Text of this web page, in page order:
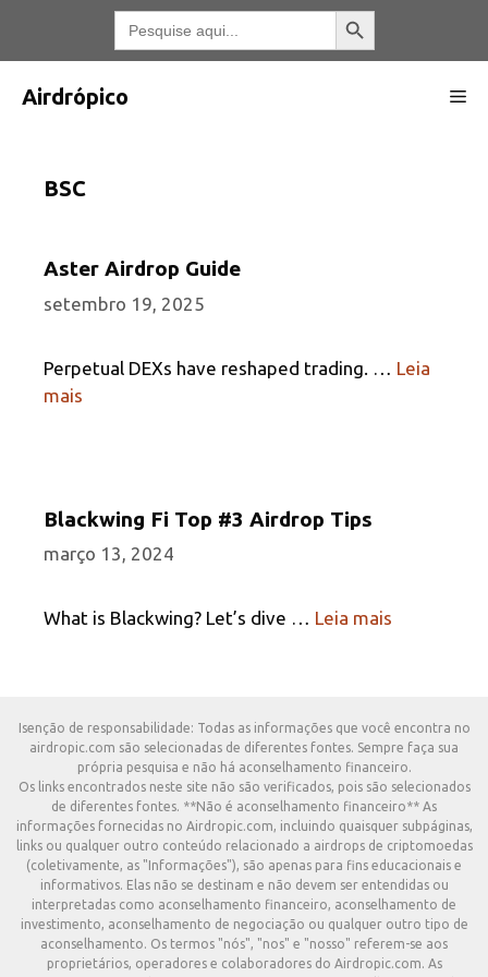
o
conteúdo
Pesquisar
por:
Botão Pesquisar
Airdrópico
BSC
Aster Airdrop Guide
setembro 19, 2025
Perpetual DEXs have reshaped trading. … Leia
mais
Blackwing Fi Top #3 Airdrop Tips
março 13, 2024
What is Blackwing? Let’s dive … Leia mais
Isenção de responsabilidade: Todas as informações que você encontra no
airdropic.com são selecionadas de diferentes fontes. Sempre faça sua
própria pesquisa e não há aconselhamento financeiro.
Os links encontrados neste site não são verificados, pois são selecionados
de diferentes fontes. **Não é aconselhamento financeiro** As
informações fornecidas no Airdropic.com, incluindo quaisquer subpáginas,
links ou qualquer outro conteúdo relacionado a airdrops de criptomoedas
(coletivamente, as "Informações"), são apenas para fins educacionais e
informativos. Elas não se destinam e não devem ser entendidas ou
interpretadas como aconselhamento financeiro, aconselhamento de
investimento, aconselhamento de negociação ou qualquer outro tipo de
aconselhamento. Os termos "nós", "nos" e "nosso" referem-se aos
proprietários, operadores e colaboradores do Airdropic.com. As